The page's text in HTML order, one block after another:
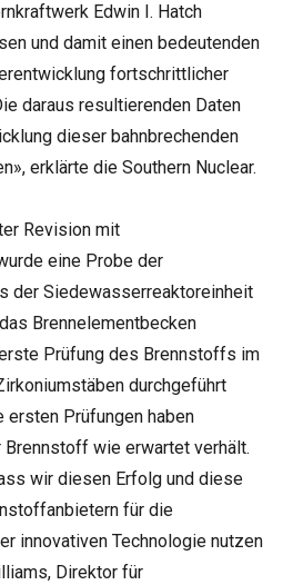
Edwin I. Hatch
und damit einen bedeutenden
fortschrittlicher
daraus resultierenden Daten
dieser bahnbrechenden
erklärte die Southern Nuclear.
Revision mit
eine Probe der
der Siedewasserreaktoreinheit
Brennelementbecken
Prüfung des Brennstoffs im
durchgeführt
ersten Prüfungen haben
wie erwartet verhält.
wir diesen Erfolg und diese
für die
innovativen Technologie nutzen
Direktor für